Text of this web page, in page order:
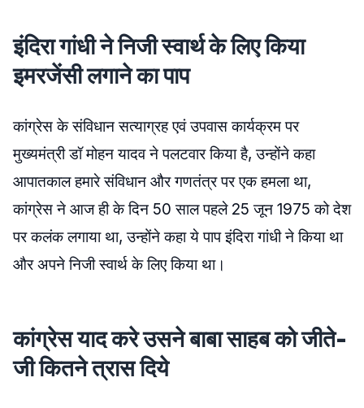
इंदिरा गांधी ने निजी स्वार्थ के लिए किया
इमरजेंसी लगाने का पाप
कांग्रेस के संविधान सत्याग्रह एवं उपवास कार्यक्रम पर
मुख्यमंत्री डॉ मोहन यादव ने पलटवार किया है, उन्होंने कहा
आपातकाल हमारे संविधान और गणतंत्र पर एक हमला था,
कांग्रेस ने आज ही के दिन 50 साल पहले 25 जून 1975 को देश
पर कलंक लगाया था, उन्होंने कहा ये पाप इंदिरा गांधी ने किया था
और अपने निजी स्वार्थ के लिए किया था।
कांग्रेस याद करे उसने बाबा साहब को जीते-
जी कितने त्रास दिये